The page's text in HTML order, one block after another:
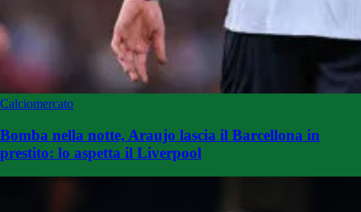
Calciomercato
Bomba nella notte, Araujo lascia il Barcellona in
prestito: lo aspetta il Liverpool